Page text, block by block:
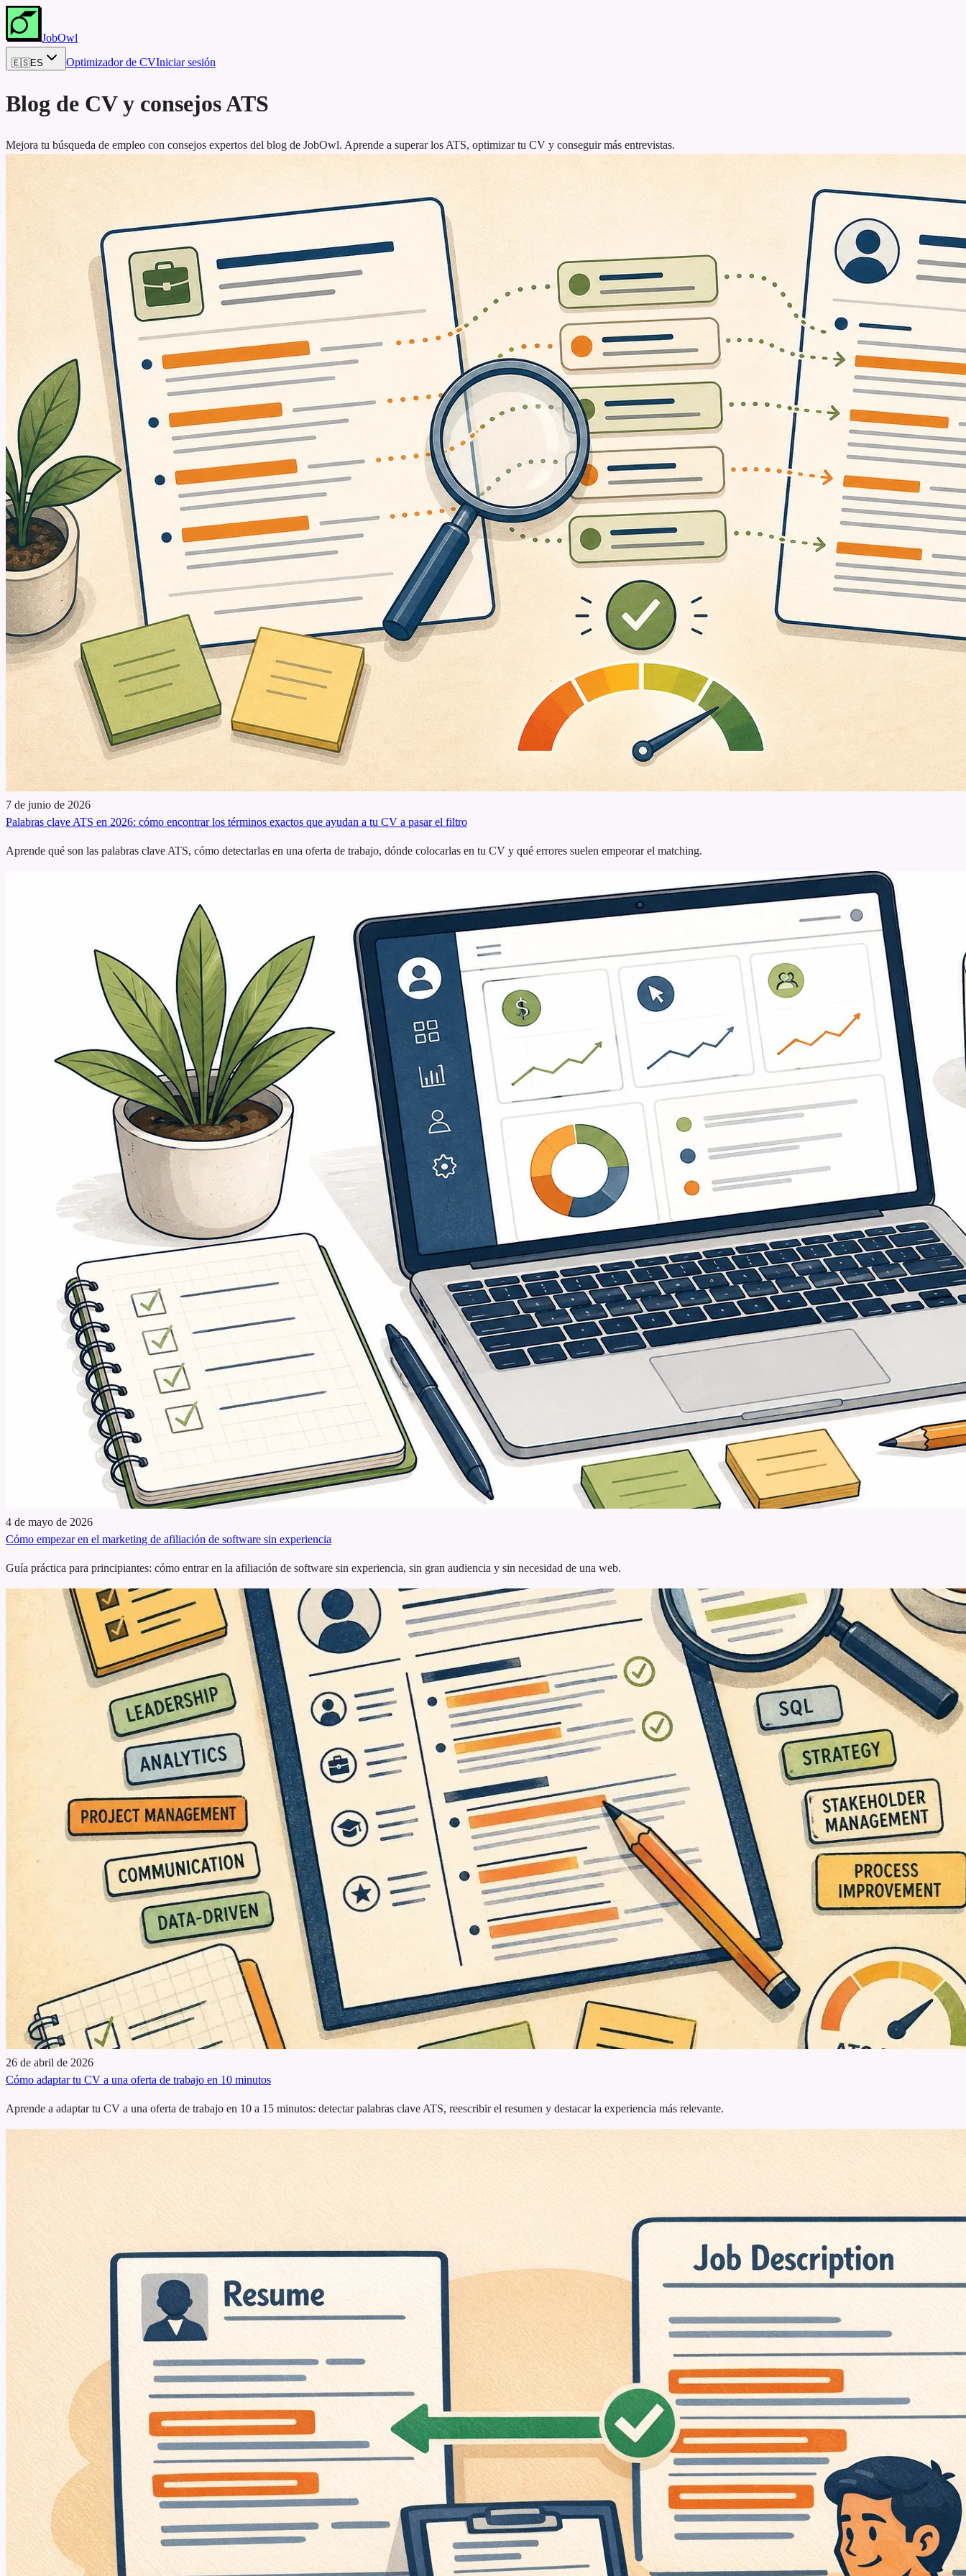
JobOwl
🇪🇸ES Optimizador de CVIniciar sesión
Blog de CV y consejos ATS
Mejora tu búsqueda de empleo con consejos expertos del blog de JobOwl. Aprende a superar los ATS, optimizar tu CV y conseguir más entrevistas.
7 de junio de 2026
Palabras clave ATS en 2026: cómo encontrar los términos exactos que ayudan a tu CV a pasar el filtro
Aprende qué son las palabras clave ATS, cómo detectarlas en una oferta de trabajo, dónde colocarlas en tu CV y qué errores suelen empeorar el matching.
4 de mayo de 2026
Cómo empezar en el marketing de afiliación de software sin experiencia
Guía práctica para principiantes: cómo entrar en la afiliación de software sin experiencia, sin gran audiencia y sin necesidad de una web.
26 de abril de 2026
Cómo adaptar tu CV a una oferta de trabajo en 10 minutos
Aprende a adaptar tu CV a una oferta de trabajo en 10 a 15 minutos: detectar palabras clave ATS, reescribir el resumen y destacar la experiencia más relevante.